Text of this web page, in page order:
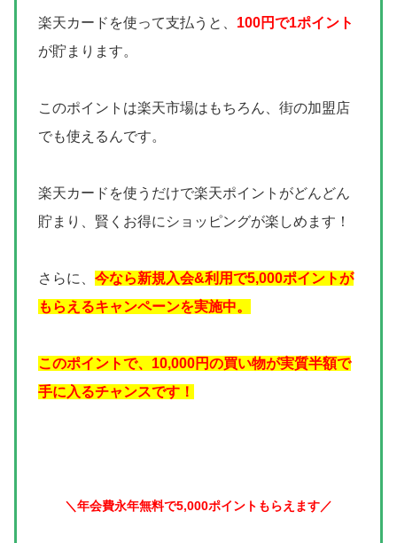
楽天カードを使って支払うと、 100円で1ポイント
が貯まります。
このポイントは楽天市場はもちろん、街の加盟店
でも使えるんです。
楽天カードを使うだけで楽天ポイントがどんどん
貯まり、賢くお得にショッピングが楽しめます！
さらに、 今なら新規入会&利用で5,000ポイントが
もらえるキャンペーンを実施中。
このポイントで、10,000円の買い物が実質半額で
手に入るチャンスです！
＼年会費永年無料で5,000ポイントもらえます／